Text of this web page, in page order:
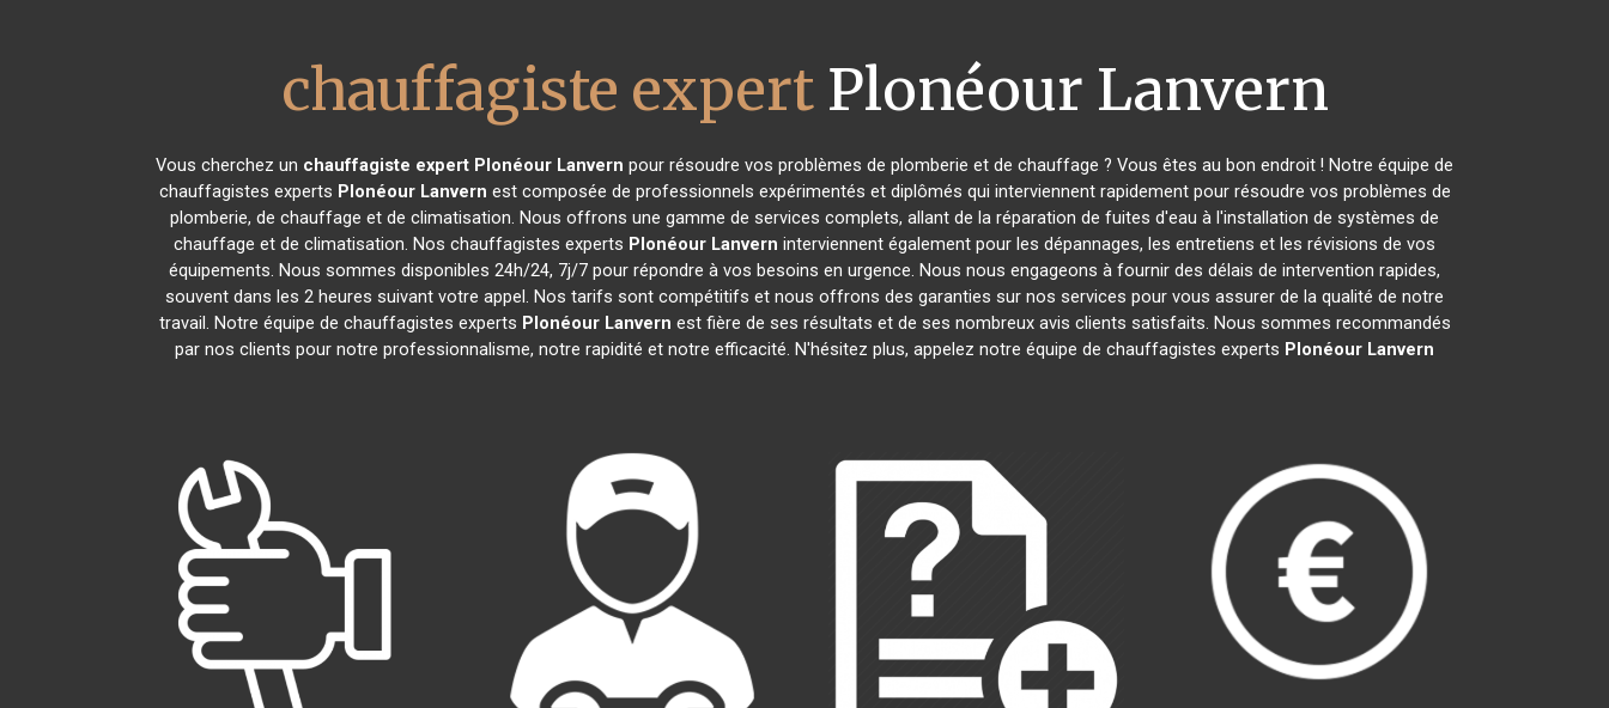
chauffagiste expertPlonéour Lanvern
Vous cherchez un chauffagiste expert Plonéour Lanvern pour résoudre vos problèmes de plomberie et de chauffage ? Vous êtes au bon endroit ! Notre équipe de
chauffagistes experts Plonéour Lanvern est composée de professionnels expérimentés et diplômés qui interviennent rapidement pour résoudre vos problèmes de
plomberie, de chauffage et de climatisation. Nous offrons une gamme de services complets, allant de la réparation de fuites d'eau à l'installation de systèmes de
chauffage et de climatisation. Nos chauffagistes experts Plonéour Lanvern interviennent également pour les dépannages, les entretiens et les révisions de vos
équipements. Nous sommes disponibles 24h/24, 7j/7 pour répondre à vos besoins en urgence. Nous nous engageons à fournir des délais de intervention rapides,
souvent dans les 2 heures suivant votre appel. Nos tarifs sont compétitifs et nous offrons des garanties sur nos services pour vous assurer de la qualité de notre
travail. Notre équipe de chauffagistes experts Plonéour Lanvern est fière de ses résultats et de ses nombreux avis clients satisfaits. Nous sommes recommandés
par nos clients pour notre professionnalisme, notre rapidité et notre efficacité. N'hésitez plus, appelez notre équipe de chauffagistes experts Plonéour Lanvern